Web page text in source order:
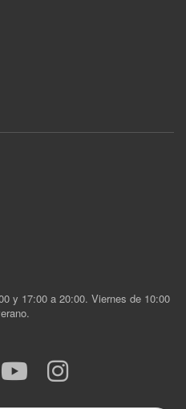
y 17:00 a 20:00. Viernes de 10:00